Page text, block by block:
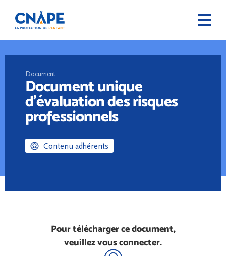
Document
Document unique
d’évaluation des risques
professionnels
Contenu adhérents
Pour télécharger ce document,
veuillez vous connecter.